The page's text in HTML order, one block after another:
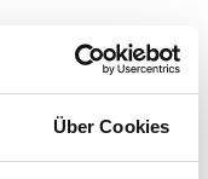
Über Cookies